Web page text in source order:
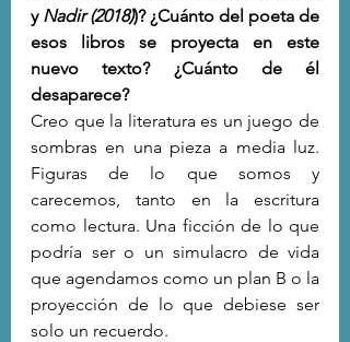
y Nadir (2018))? ¿Cuánto del poeta de
esos libros se proyecta en este
nuevo texto? ¿Cuánto de él
desaparece?
Creo que la literatura es un juego de
sombras en una pieza a media luz.
Figuras de lo que somos y
carecemos, tanto en la escritura
como lectura. Una ficción de lo que
podría ser o un simulacro de vida
que agendamos como un plan B o la
proyección de lo que debiese ser
solo un recuerdo.